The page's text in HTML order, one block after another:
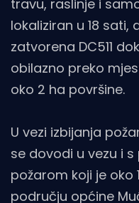
travu, raslinje i
lokaliziran u 18
zatvorena DC511
obilazno preko
oko 2 ha površine.
U vezi izbijanja
se dovodi u vezu i
požarom koji je oko
području općine